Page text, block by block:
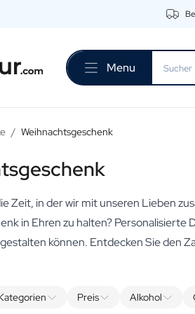
Menu
/ Weihnachtsgeschenk
Zeit, in der wir mit unseren Lieben
in Ehren zu halten?
können. Entdecken Sie den
Preis Alkohol